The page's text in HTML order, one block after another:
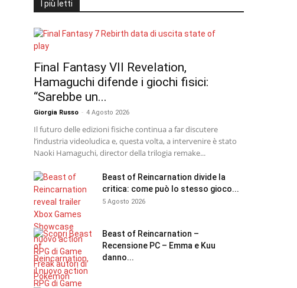
I più letti
Final Fantasy VII Revelation,
Hamaguchi difende i giochi fisici:
“Sarebbe un...
Giorgia Russo - 4 Agosto 2026
Il futuro delle edizioni fisiche continua a far discutere
l’industria videoludica e, questa volta, a intervenire è stato
Naoki Hamaguchi, director della trilogia remake...
Beast of Reincarnation divide la
critica: come può lo stesso gioco...
5 Agosto 2026
Beast of Reincarnation –
Recensione PC – Emma e Kuu
danno...